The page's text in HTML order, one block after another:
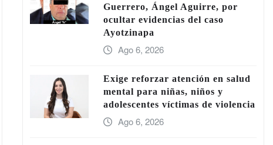
Guerrero, Ángel Aguirre, por
ocultar evidencias del caso
Ayotzinapa
Ago 6, 2026
Exige reforzar atención en salud
mental para niñas, niños y
adolescentes víctimas de violencia
Ago 6, 2026